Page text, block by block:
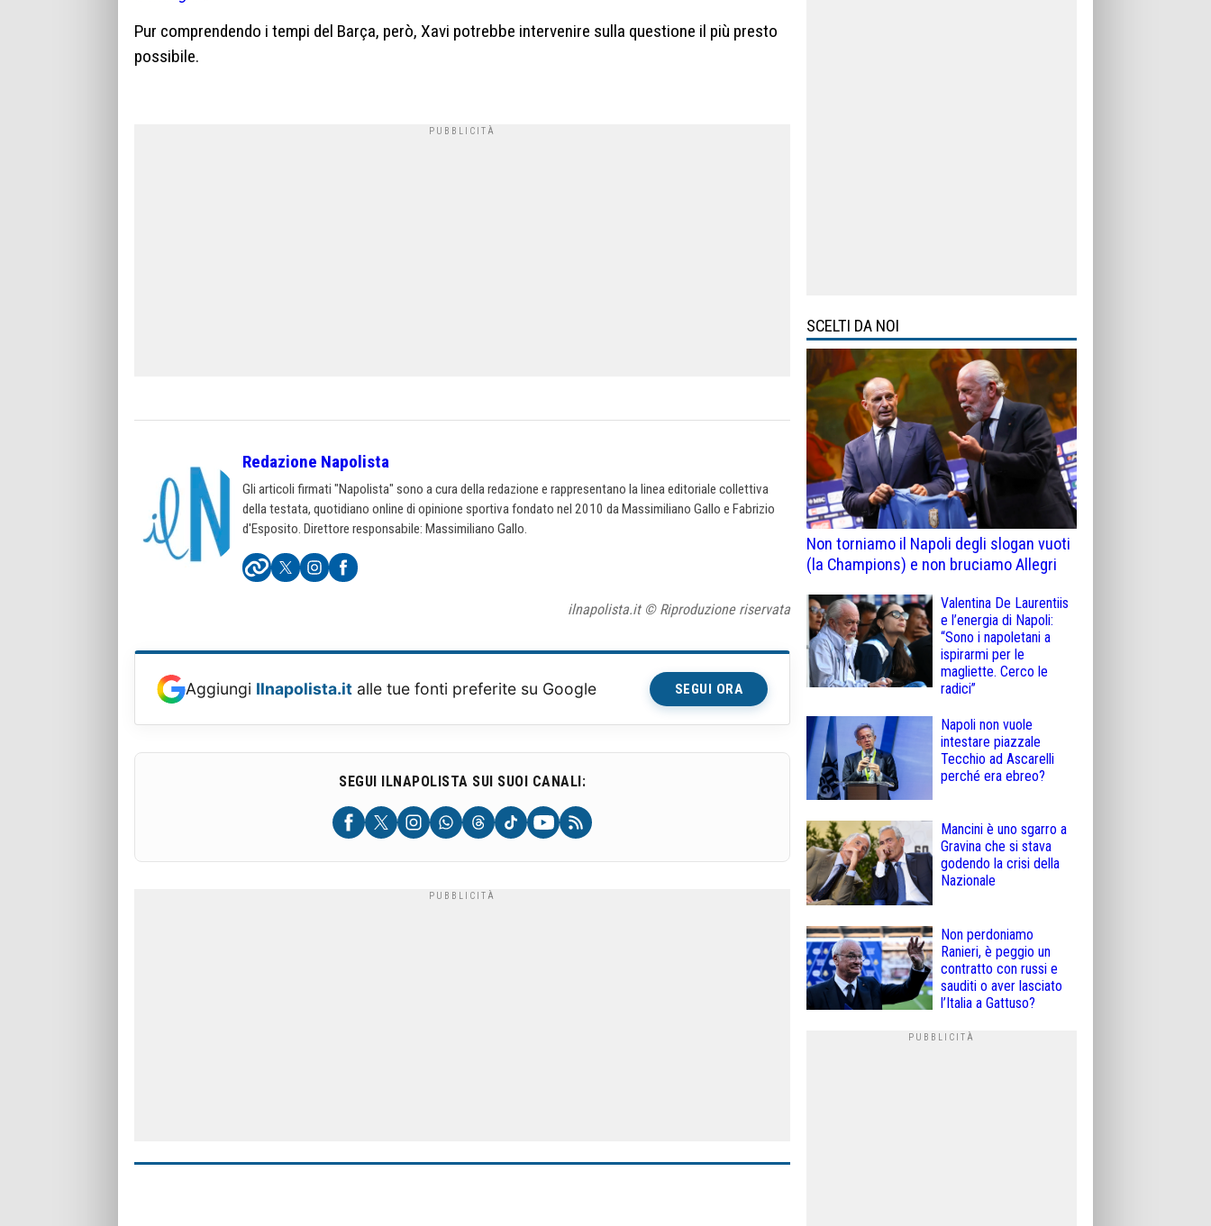
Pur comprendendo i tempi del Barça, però, Xavi potrebbe intervenire sulla questione il più presto
possibile.
Redazione Napolista
Gli articoli firmati "Napolista" sono a cura della redazione e rappresentano la linea editoriale collettiva
della testata, quotidiano online di opinione sportiva fondato nel 2010 da Massimiliano Gallo e Fabrizio
d'Esposito. Direttore responsabile: Massimiliano Gallo.
ilnapolista.it © Riproduzione riservata
Aggiungi Ilnapolista.it alle tue fonti preferite su Google SEGUI ORA
SEGUI ILNAPOLISTA SUI SUOI CANALI:
SCELTI DA NOI
Non torniamo il Napoli degli slogan vuoti
(la Champions) e non bruciamo Allegri
Valentina De Laurentiis
e l’energia di Napoli:
“Sono i napoletani a
ispirarmi per le
magliette. Cerco le
radici”
Napoli non vuole
intestare piazzale
Tecchio ad Ascarelli
perché era ebreo?
Mancini è uno sgarro a
Gravina che si stava
godendo la crisi della
Nazionale
Non perdoniamo
Ranieri, è peggio un
contratto con russi e
sauditi o aver lasciato
l’Italia a Gattuso?